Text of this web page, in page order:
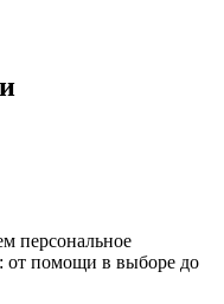
персональное
от помощи в выборе до